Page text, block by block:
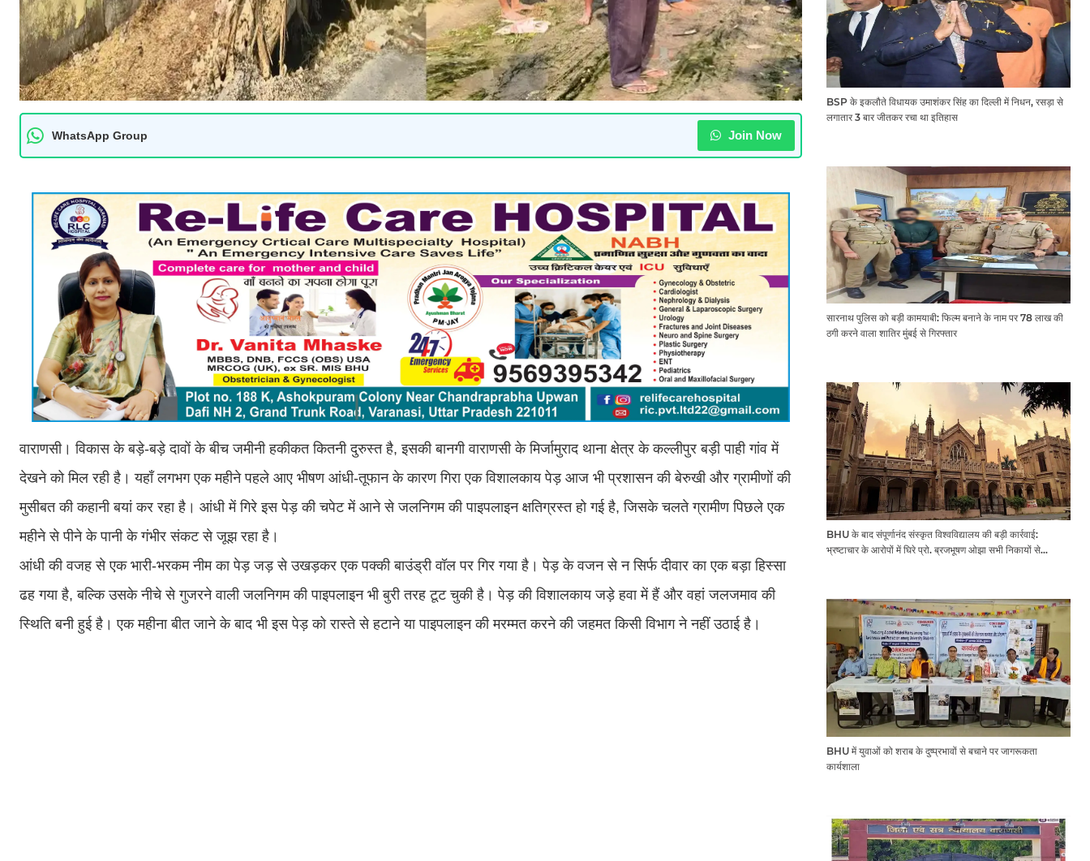
WhatsApp Group Join Now
वाराणसी। विकास के बड़े-बड़े दावों के बीच जमीनी हकीकत कितनी दुरुस्त है, इसकी बानगी वाराणसी के मिर्जामुराद थाना क्षेत्र के कल्लीपुर बड़ी पाही गांव में
देखने को मिल रही है। यहाँ लगभग एक महीने पहले आए भीषण आंधी-तूफान के कारण गिरा एक विशालकाय पेड़ आज भी प्रशासन की बेरुखी और ग्रामीणों की
मुसीबत की कहानी बयां कर रहा है। आंधी में गिरे इस पेड़ की चपेट में आने से जलनिगम की पाइपलाइन क्षतिग्रस्त हो गई है, जिसके चलते ग्रामीण पिछले एक
महीने से पीने के पानी के गंभीर संकट से जूझ रहा है।
आंधी की वजह से एक भारी-भरकम नीम का पेड़ जड़ से उखड़कर एक पक्की बाउंड्री वॉल पर गिर गया है। पेड़ के वजन से न सिर्फ दीवार का एक बड़ा हिस्सा
ढह गया है, बल्कि उसके नीचे से गुजरने वाली जलनिगम की पाइपलाइन भी बुरी तरह टूट चुकी है। पेड़ की विशालकाय जड़े हवा में हैं और वहां जलजमाव की
स्थिति बनी हुई है। एक महीना बीत जाने के बाद भी इस पेड़ को रास्ते से हटाने या पाइपलाइन की मरम्मत करने की जहमत किसी विभाग ने नहीं उठाई है।
BSP के इकलौते विधायक उमाशंकर सिंह का दिल्ली में निधन, रसड़ा से
लगातार 3 बार जीतकर रचा था इतिहास
सारनाथ पुलिस को बड़ी कामयाबी: फिल्म बनाने के नाम पर 78 लाख की
ठगी करने वाला शातिर मुंबई से गिरफ्तार
BHU के बाद संपूर्णानंद संस्कृत विश्वविद्यालय की बड़ी कार्रवाई:
भ्रष्टाचार के आरोपों में घिरे प्रो. ब्रजभूषण ओझा सभी निकायों से
BHU में युवाओं को शराब के दुष्प्रभावों से बचाने पर जागरूकता
कार्यशाला